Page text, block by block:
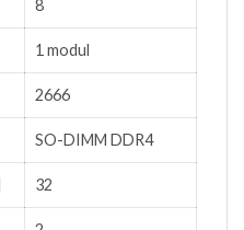
8
1 modul
2666
SO-DIMM DDR4
32